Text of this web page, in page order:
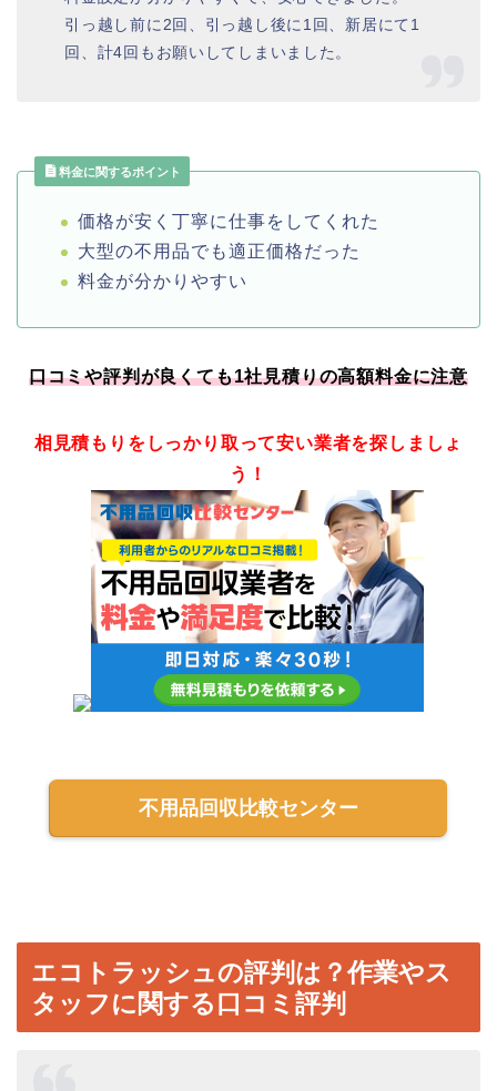
引っ越し前に2回、引っ越し後に1回、新居にて1
回、計4回もお願いしてしまいました。
料金に関するポイント
価格が安く丁寧に仕事をしてくれた
大型の不用品でも適正価格だった
料金が分かりやすい
口コミや評判が良くても1社見積りの高額料金に注意
相見積もりをしっかり取って安い業者を探しましょ
う！
不用品回収比較センター
エコトラッシュの評判は？作業やス
タッフに関する口コミ評判